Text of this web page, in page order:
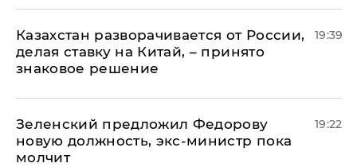
Казахстан разворачивается от России,
делая ставку на Китай, – принято
знаковое решение
19:39
Зеленский предложил Федорову
новую должность, экс-министр пока
молчит
19:22